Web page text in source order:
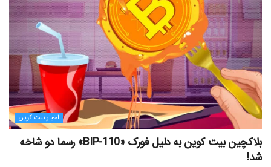
اخبار بیت کوین
بلاکچین بیت کوین به دلیل فورک «BIP-110» رسما دو شاخه
شد!